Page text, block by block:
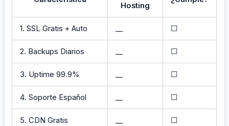
Hosting
1. SSL Gratis + Auto ☐
2. Backups Diarios ☐
3. Uptime 99.9% ☐
4. Soporte Español ☐
5. CDN Gratis ☐